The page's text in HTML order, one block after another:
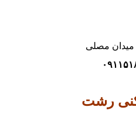
میدان مصلی
رشت